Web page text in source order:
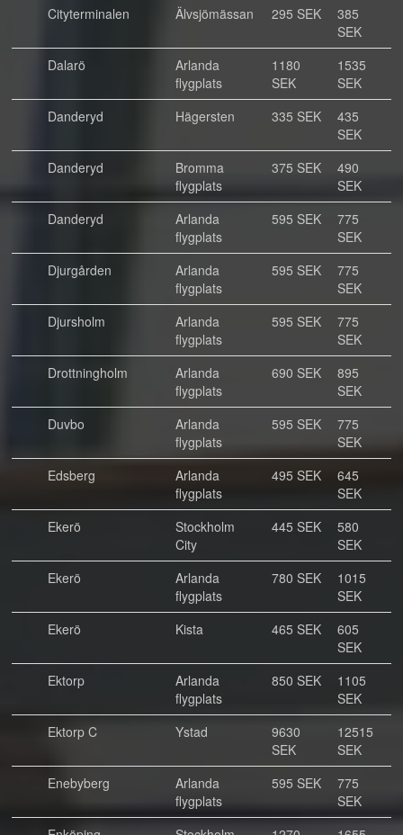
Cityterminalen
Älvsjömässan 295 SEK
385
SEK
Dalarö
Arlanda
flygplats
1180
SEK
1535
SEK
Danderyd
Hägersten 335 SEK
435
SEK
Danderyd
Bromma
flygplats
375 SEK
490
SEK
Danderyd
Arlanda
flygplats
595 SEK
775
SEK
Djurgården
Arlanda
flygplats
595 SEK
775
SEK
Djursholm
Arlanda
flygplats
595 SEK
775
SEK
Drottningholm
Arlanda
flygplats
690 SEK
895
SEK
Duvbo
Arlanda
flygplats
595 SEK
775
SEK
Edsberg
Arlanda
flygplats
495 SEK
645
SEK
Ekerö
Stockholm
City
445 SEK
580
SEK
Ekerö
Arlanda
flygplats
780 SEK
1015
SEK
Ekerö
Kista 465 SEK
605
SEK
Ektorp
Arlanda
flygplats
850 SEK
1105
SEK
Ektorp C
Ystad
9630
SEK
12515
SEK
Enebyberg
Arlanda
flygplats
595 SEK
775
SEK